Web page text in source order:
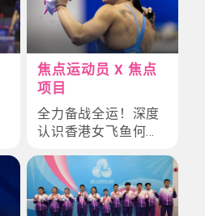
焦点运动员 X 焦点
项目
全力备战全运！深度
认识香港女飞鱼何诗